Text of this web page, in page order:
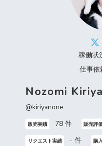
稼働状
仕事
Nozomi Kiriya
@kiriyanone
販売実績 78 件 販売評
リクエスト実績 - 件 購